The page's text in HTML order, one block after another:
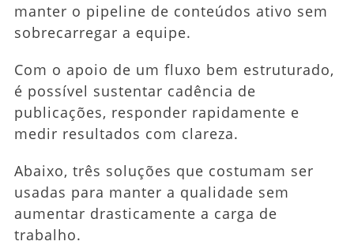
manter o pipeline de conteúdos ativo sem
sobrecarregar a equipe.
Com o apoio de um fluxo bem estruturado,
é possível sustentar cadência de
publicações, responder rapidamente e
medir resultados com clareza.
Abaixo, três soluções que costumam ser
usadas para manter a qualidade sem
aumentar drasticamente a carga de
trabalho.